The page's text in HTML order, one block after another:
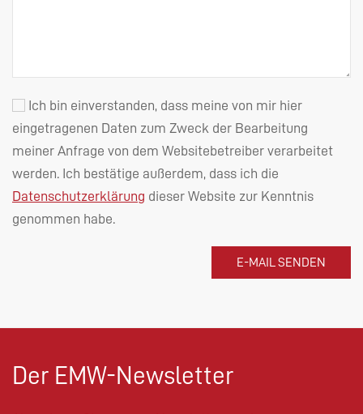
Ich bin einverstanden, dass meine von mir hier
eingetragenen Daten zum Zweck der Bearbeitung
meiner Anfrage von dem Websitebetreiber verarbeitet
werden. Ich bestätige außerdem, dass ich die
Datenschutzerklärung dieser Website zur Kenntnis
genommen habe.
Der EMW-Newsletter